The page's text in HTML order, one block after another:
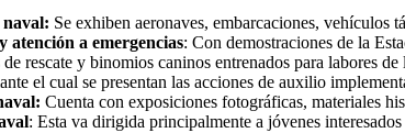
naval: Se exhiben aeronaves, embarcaciones, vehículos
atención a emergencias: Con demostraciones de la
rescate y binomios caninos entrenados para labores
el cual se presentan las acciones de auxilio
Cuenta con exposiciones fotográficas, materiales
: Esta va dirigida principalmente a jóvenes